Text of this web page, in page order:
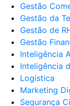
Gestão
Gestão da
Gestão de
Gestão
Inteligência
Inteligência
Logística
Marketing
Segurança